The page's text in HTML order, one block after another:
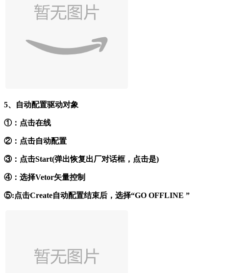
5、自动配置驱动对象
①：点击在线
②：点击自动配置
③：点击Start(弹出恢复出厂对话框，点击是)
④：选择Vetor矢量控制
⑤:点击Create自动配置结束后，选择“GO OFFLINE ”